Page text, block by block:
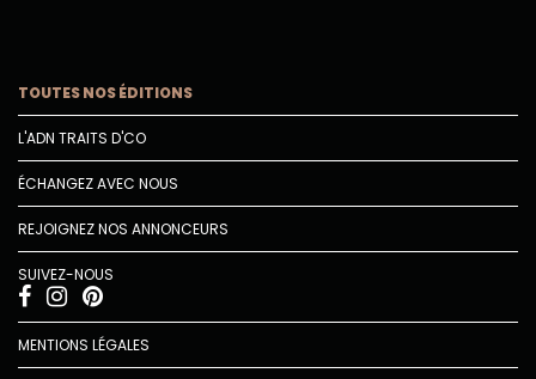
TOUTES NOS ÉDITIONS
L'ADN TRAITS D'CO
ÉCHANGEZ AVEC NOUS
REJOIGNEZ NOS ANNONCEURS
SUIVEZ-NOUS
MENTIONS LÉGALES